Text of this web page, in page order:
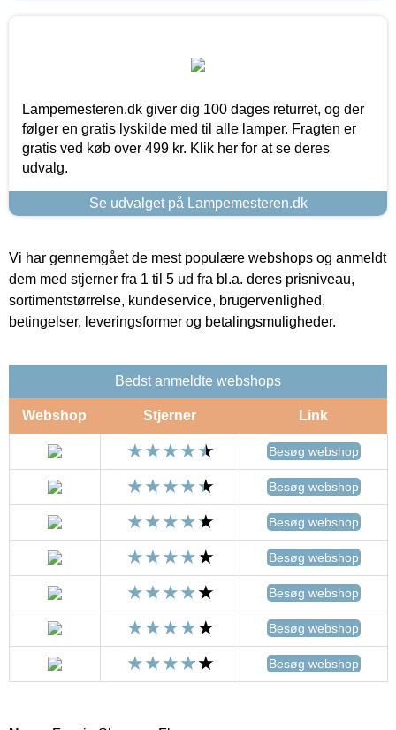
Lampemesteren.dk giver dig 100 dages returret, og der
følger en gratis lyskilde med til alle lamper. Fragten er
gratis ved køb over 499 kr. Klik her for at se deres
udvalg.
Se udvalget på Lampemesteren.dk
Vi har gennemgået de mest populære webshops og anmeldt
dem med stjerner fra 1 til 5 ud fra bl.a. deres prisniveau,
sortimentstørrelse, kundeservice, brugervenlighed,
betingelser, leveringsformer og betalingsmuligheder.
Bedst anmeldte webshops
Webshop Stjerner Link
Besøg webshop
Besøg webshop
Besøg webshop
Besøg webshop
Besøg webshop
Besøg webshop
Besøg webshop